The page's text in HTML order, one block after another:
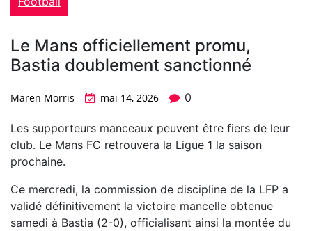
Le Mans officiellement promu,
Bastia doublement sanctionné
Maren Morris mai 14, 2026 0
Les supporteurs manceaux peuvent être fiers de leur
club. Le Mans FC retrouvera la Ligue 1 la saison
prochaine.
Ce mercredi, la commission de discipline de la LFP a
validé définitivement la victoire mancelle obtenue
samedi à Bastia (2-0), officialisant ainsi la montée du